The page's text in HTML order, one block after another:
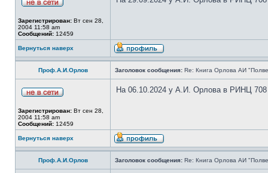
Зарегистрирован: Вт сен 28,
2004 11:58 am
Сообщений: 12459
Вернуться наверх
Проф.А.И.Орлов Заголовок сообщения: Re: Книга Орлова АИ
Зарегистрирован: Вт сен 28,
2004 11:58 am
Сообщений: 12459
На 06.10.2024 у А.И. Орлова в РИНЦ 708
Вернуться наверх
Проф.А.И.Орлов Заголовок сообщения: Re: Книга Орлова АИ